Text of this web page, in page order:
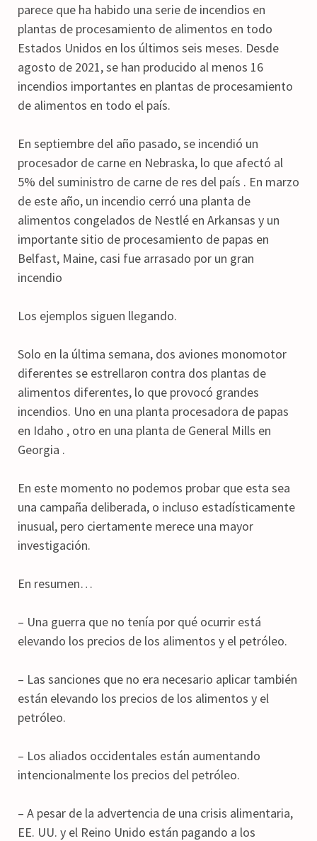
parece que ha habido una serie de incendios en
plantas de procesamiento de alimentos en todo
Estados Unidos en los últimos seis meses. Desde
agosto de 2021, se han producido al menos 16
incendios importantes en plantas de procesamiento
de alimentos en todo el país.
En septiembre del año pasado, se incendió un
procesador de carne en Nebraska, lo que afectó al
5% del suministro de carne de res del país . En marzo
de este año, un incendio cerró una planta de
alimentos congelados de Nestlé en Arkansas y un
importante sitio de procesamiento de papas en
Belfast, Maine, casi fue arrasado por un gran
incendio
Los ejemplos siguen llegando.
Solo en la última semana, dos aviones monomotor
diferentes se estrellaron contra dos plantas de
alimentos diferentes, lo que provocó grandes
incendios. Uno en una planta procesadora de papas
en Idaho , otro en una planta de General Mills en
Georgia .
En este momento no podemos probar que esta sea
una campaña deliberada, o incluso estadísticamente
inusual, pero ciertamente merece una mayor
investigación.
En resumen…
– Una guerra que no tenía por qué ocurrir está
elevando los precios de los alimentos y el petróleo.
– Las sanciones que no era necesario aplicar también
están elevando los precios de los alimentos y el
petróleo.
– Los aliados occidentales están aumentando
intencionalmente los precios del petróleo.
– A pesar de la advertencia de una crisis alimentaria,
EE. UU. y el Reino Unido están pagando a los